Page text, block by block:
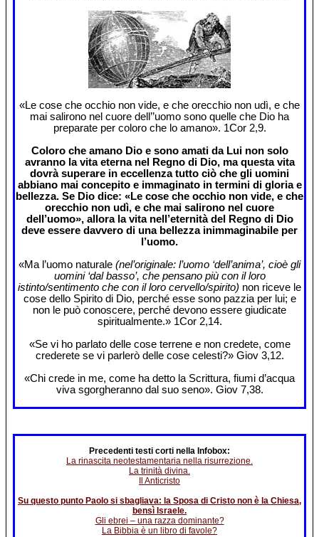
«Le cose che occhio non vide, e che orecchio non udì, e che
mai salirono nel cuore dell’’uomo sono quelle che Dio ha
preparate per coloro che lo amano». 1Cor 2,9.
Coloro che amano Dio e sono amati da Lui non solo
avranno la vita eterna nel Regno di Dio, ma questa vita
dovrà superare in eccellenza tutto ciò che gli uomini
abbiano mai concepito e immaginato in termini di gloria e
bellezza. Se Dio dice: «Le cose che occhio non vide, e che
orecchio non udì, e che mai salirono nel cuore
dell’uomo», allora la vita nell’eternità del Regno di Dio
deve essere davvero di una bellezza inimmaginabile per
l’uomo.
«Ma l’uomo naturale (nel’originale: l’uomo ‘dell’anima’, cioè gli
uomini ‘dal basso’, che pensano più con il loro
istinto/sentimento che con il loro cervello/spirito) non riceve le
cose dello Spirito di Dio, perché esse sono pazzia per lui; e
non le può conoscere, perché devono essere giudicate
spiritualmente.» 1Cor 2,14.
«Se vi ho parlato delle cose terrene e non credete, come
crederete se vi parlerò delle cose celesti?» Giov 3,12.
«Chi crede in me, come ha detto la Scrittura, fiumi d’acqua
viva sgorgheranno dal suo seno». Giov 7,38.
Precedenti testi corti nella Infobox:
La rinascita neotestamentaria nella risurrezione.
La trinità divina.
Il Anticristo
Su questo punto Paolo si sbagliava: la Sposa di Cristo non è la Chiesa,
bensì Israele.
Gli ebrei – una razza dominante?
La Bibbia è un libro di favole?